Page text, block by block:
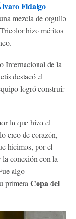
Fidalgo
mezcla de orgullo
hizo méritos
Internacional de la
destacó el
logró construir
lo que hizo el
creo de corazón,
hicimos, por el
conexión con la
algo
primera Copa del